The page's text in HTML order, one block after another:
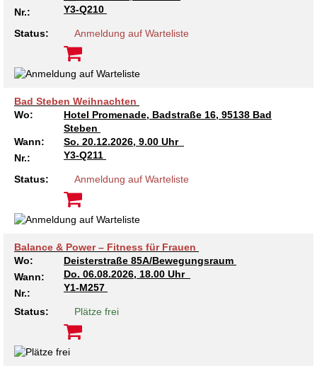
Nr.:
Y3-Q210
Status: Anmeldung auf Warteliste
Bad Steben Weihnachten
Wo:
Hotel Promenade, Badstraße 16, 95138 Bad
Steben
Wann:
So. 20.12.2026, 9.00 Uhr
Nr.:
Y3-Q211
Status: Anmeldung auf Warteliste
Balance & Power – Fitness für Frauen
Wo:
Deisterstraße 85A/Bewegungsraum
Wann:
Do. 06.08.2026, 18.00 Uhr
Nr.:
Y1-M257
Status: Plätze frei